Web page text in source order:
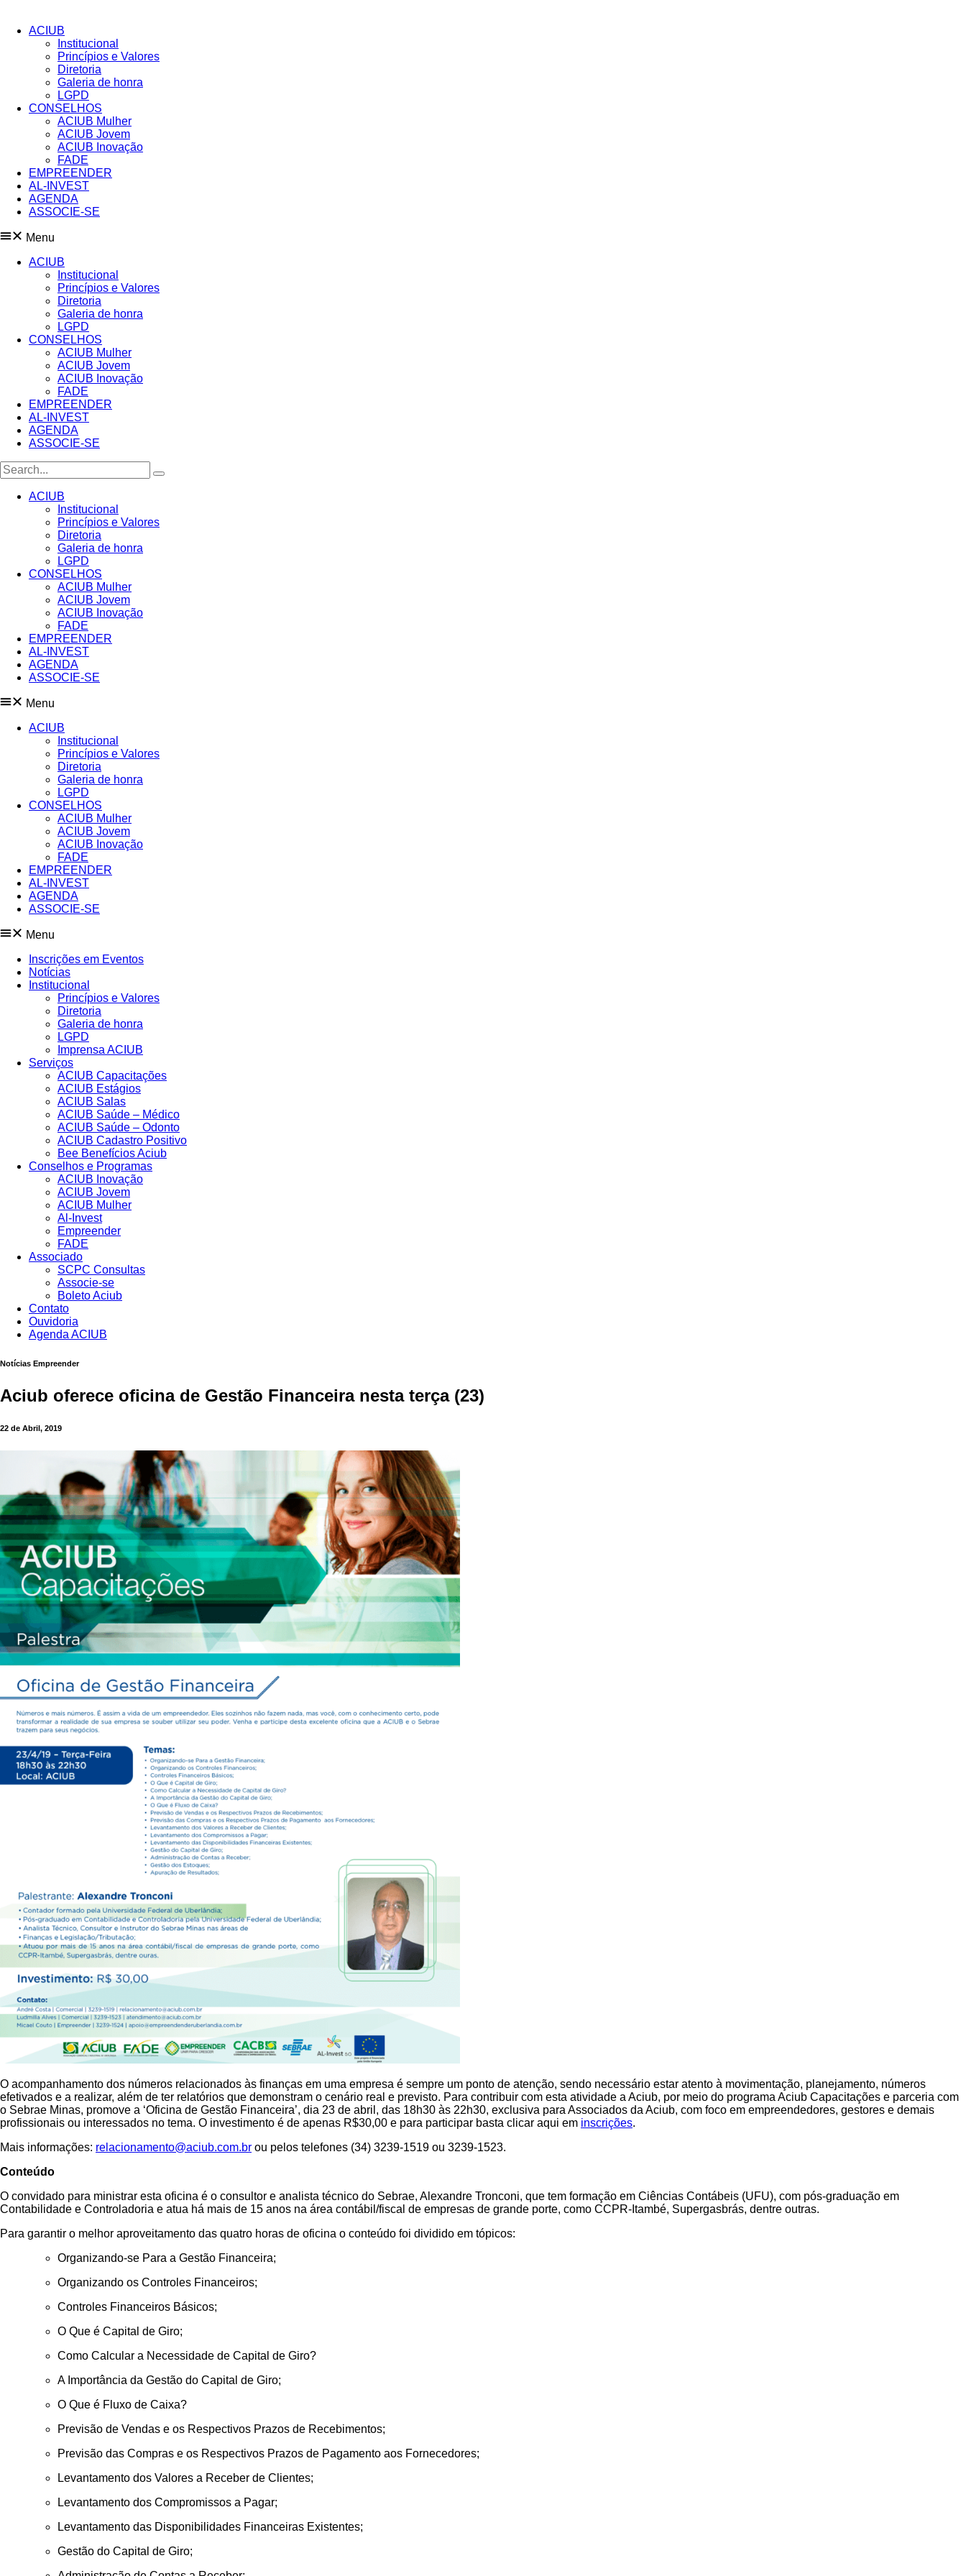
conteúdo
ACIUB
Institucional
Princípios e Valores​
Diretoria
Galeria de honra
LGPD
CONSELHOS
ACIUB Mulher
ACIUB Jovem
ACIUB Inovação
FADE
EMPREENDER
AL-INVEST
AGENDA
ASSOCIE-SE
Menu
ACIUB
Institucional
Princípios e Valores​
Diretoria
Galeria de honra
LGPD
CONSELHOS
ACIUB Mulher
ACIUB Jovem
ACIUB Inovação
FADE
EMPREENDER
AL-INVEST
AGENDA
ASSOCIE-SE
ACIUB
Institucional
Princípios e Valores​
Diretoria
Galeria de honra
LGPD
CONSELHOS
ACIUB Mulher
ACIUB Jovem
ACIUB Inovação
FADE
EMPREENDER
AL-INVEST
AGENDA
ASSOCIE-SE
Menu
ACIUB
Institucional
Princípios e Valores​
Diretoria
Galeria de honra
LGPD
CONSELHOS
ACIUB Mulher
ACIUB Jovem
ACIUB Inovação
FADE
EMPREENDER
AL-INVEST
AGENDA
ASSOCIE-SE
Menu
Inscrições em Eventos
Notícias
Institucional
Princípios e Valores​
Diretoria
Galeria de honra
LGPD
Imprensa ACIUB
Serviços
ACIUB Capacitações
ACIUB Estágios
ACIUB Salas
ACIUB Saúde – Médico
ACIUB Saúde – Odonto
ACIUB Cadastro Positivo
Bee Benefícios Aciub
Conselhos e Programas
ACIUB Inovação
ACIUB Jovem
ACIUB Mulher
Al-Invest
Empreender
FADE
Associado
SCPC Consultas
Associe-se
Boleto Aciub
Contato
Ouvidoria
Agenda ACIUB
Notícias Empreender
Aciub oferece oficina de Gestão Financeira nesta terça (23)
22 de Abril, 2019
O acompanhamento dos números relacionados às finanças em uma empresa é sempre um ponto de atenção, sendo necessário estar atento à movimentação, planejamento, números
efetivados e a realizar, além de ter relatórios que demonstram o cenário real e previsto. Para contribuir com esta atividade a Aciub, por meio do programa Aciub Capacitações e parceria com
o Sebrae Minas, promove a ‘Oficina de Gestão Financeira’, dia 23 de abril, das 18h30 às 22h30, exclusiva para Associados da Aciub, com foco em empreendedores, gestores e demais
profissionais ou interessados no tema. O investimento é de apenas R$30,00 e para participar basta clicar aqui em inscrições.
Mais informações: relacionamento@aciub.com.br ou pelos telefones (34) 3239-1519 ou 3239-1523.
Conteúdo
O convidado para ministrar esta oficina é o consultor e analista técnico do Sebrae, Alexandre Tronconi, que tem formação em Ciências Contábeis (UFU), com pós-graduação em
Contabilidade e Controladoria e atua há mais de 15 anos na área contábil/fiscal de empresas de grande porte, como CCPR-Itambé, Supergasbrás, dentre outras.
Para garantir o melhor aproveitamento das quatro horas de oficina o conteúdo foi dividido em tópicos:
Organizando-se Para a Gestão Financeira;
Organizando os Controles Financeiros;
Controles Financeiros Básicos;
O Que é Capital de Giro;
Como Calcular a Necessidade de Capital de Giro?
A Importância da Gestão do Capital de Giro;
O Que é Fluxo de Caixa?
Previsão de Vendas e os Respectivos Prazos de Recebimentos;
Previsão das Compras e os Respectivos Prazos de Pagamento aos Fornecedores;
Levantamento dos Valores a Receber de Clientes;
Levantamento dos Compromissos a Pagar;
Levantamento das Disponibilidades Financeiras Existentes;
Gestão do Capital de Giro;